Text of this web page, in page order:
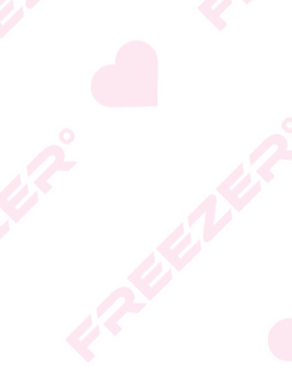
היצרן או גוף הכשרות;
המידע המעודכן מופיע על
או במחירו לא תחייב את